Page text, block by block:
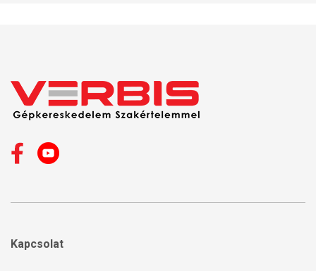
Kapcsolat